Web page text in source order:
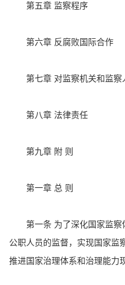
第五章 监察程序
第六章 反腐败国际合作
第七章 对监察机关和监察
第八章 法律责任
第九章 附 则
第一章 总 则
第一条 为了深化国家监
公职人员的监督，实现国家监
推进国家治理体系和治理能力